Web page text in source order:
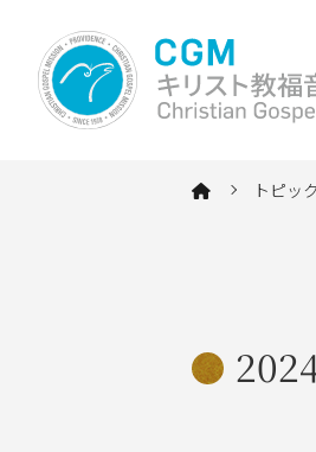
トピッ